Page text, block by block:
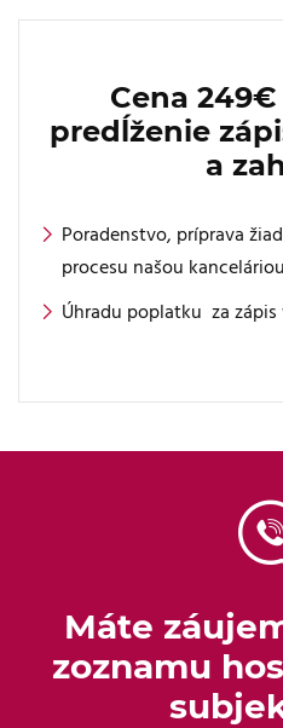
Cena
predĺženie
a
Poradenstvo, príprava
procesu našou kanceláriou
Úhradu poplatku za zápis
Máte
zoznamu